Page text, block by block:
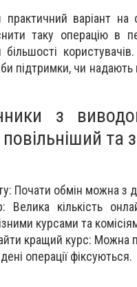
варіант на
таку операцію в
підтримки, чи надають
з
повільніший
Почати обмін можна з
Велика кількість
курсами та
кращий курс: Можна
операції фіксуються.